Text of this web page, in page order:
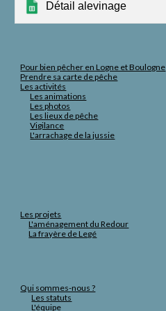
Détail alevinage
Pour bien pêcher en Logne et Boulogne
Prendre sa carte de pêche
Les activités
Les animations
Les photos
Les lieux de pêche
Vigilance
L'arrachage de la jussie
Les projets
L'aménagement du Redour
La frayère de Legé
Qui sommes-nous ?
Les statuts
L'équipe